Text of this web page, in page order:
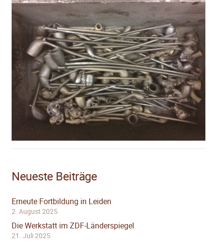
Neueste Beiträge
Erneute Fortbildung in Leiden
2. August 2025
Die Werkstatt im ZDF-Länderspiegel
21. Juli 2025